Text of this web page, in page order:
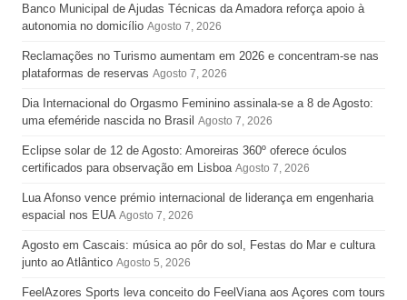
Banco Municipal de Ajudas Técnicas da Amadora reforça apoio à
autonomia no domicílio Agosto 7, 2026
Reclamações no Turismo aumentam em 2026 e concentram-se nas
plataformas de reservas Agosto 7, 2026
Dia Internacional do Orgasmo Feminino assinala-se a 8 de Agosto:
uma efeméride nascida no Brasil Agosto 7, 2026
Eclipse solar de 12 de Agosto: Amoreiras 360º oferece óculos
certificados para observação em Lisboa Agosto 7, 2026
Lua Afonso vence prémio internacional de liderança em engenharia
espacial nos EUA Agosto 7, 2026
Agosto em Cascais: música ao pôr do sol, Festas do Mar e cultura
junto ao Atlântico Agosto 5, 2026
FeelAzores Sports leva conceito do FeelViana aos Açores com tours